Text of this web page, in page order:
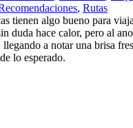
, Rutas
tienen algo bueno para
duda hace calor, pero al
a notar una brisa
lo esperado.